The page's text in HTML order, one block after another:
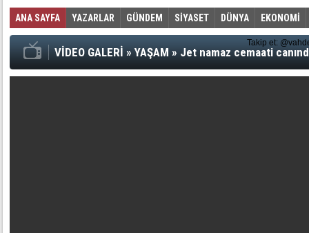
ANA SAYFA YAZARLAR GÜNDEM SİYASET DÜNYA EKONOMİ
Foto Galeri Video Galeri
VİDEO GALERİ »YAŞAM » Jet namaz cemaati
Takip et: